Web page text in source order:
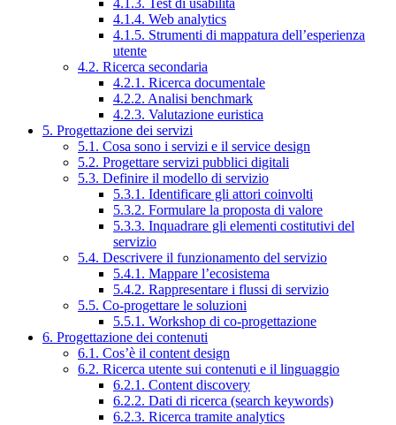
4.1.3. Test di usabilità
4.1.4. Web analytics
4.1.5. Strumenti di mappatura dell’esperienza
utente
4.2. Ricerca secondaria
4.2.1. Ricerca documentale
4.2.2. Analisi benchmark
4.2.3. Valutazione euristica
5. Progettazione dei servizi
5.1. Cosa sono i servizi e il service design
5.2. Progettare servizi pubblici digitali
5.3. Definire il modello di servizio
5.3.1. Identificare gli attori coinvolti
5.3.2. Formulare la proposta di valore
5.3.3. Inquadrare gli elementi costitutivi del
servizio
5.4. Descrivere il funzionamento del servizio
5.4.1. Mappare l’ecosistema
5.4.2. Rappresentare i flussi di servizio
5.5. Co-progettare le soluzioni
5.5.1. Workshop di co-progettazione
6. Progettazione dei contenuti
6.1. Cos’è il content design
6.2. Ricerca utente sui contenuti e il linguaggio
6.2.1. Content discovery
6.2.2. Dati di ricerca (search keywords)
6.2.3. Ricerca tramite analytics